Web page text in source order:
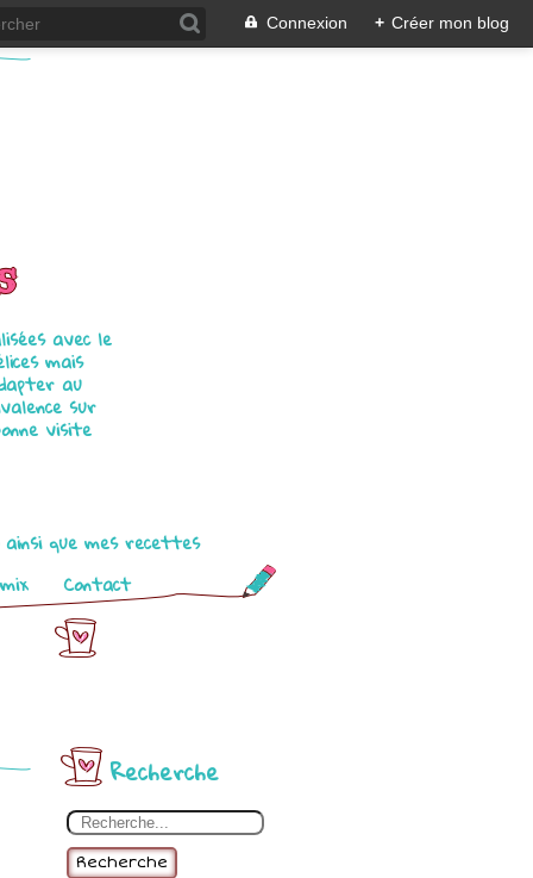
Connexion + Créer mon blog
avec le
mais
au
sur
visite
ainsi que mes recettes
Contact
Recherche
Recherche